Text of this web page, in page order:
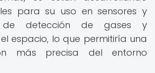
para su uso en sensores y
de detección de gases y
espacio, lo que permitiría una
más precisa del entorno